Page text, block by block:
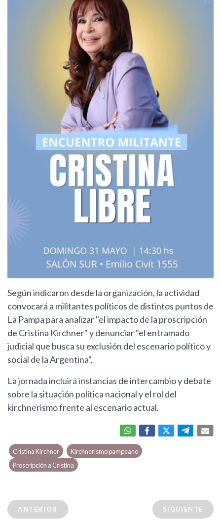
Según indicaron desde la organización, la actividad
convocará a militantes políticos de distintos puntos de
La Pampa para analizar "el impacto de la proscripción
de Cristina Kirchner" y denunciar "el entramado
judicial que busca su exclusión del escenario político y
social de la Argentina".
La jornada incluirá instancias de intercambio y debate
sobre la situación política nacional y el rol del
kirchnerismo frente al escenario actual.
Cristina Kirchner
Kirchnerismo pampeano
Proscripción a Cristina
ANTERIOR SIGUIENTE